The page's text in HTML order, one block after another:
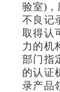
验室)
不良记
取得认
力的机
部门指
的认证
录产品